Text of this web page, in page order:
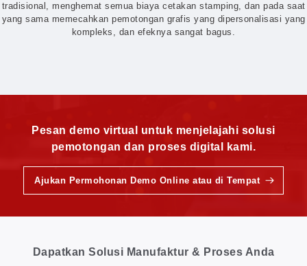
tradisional, menghemat semua biaya cetakan stamping, dan pada saat
yang sama memecahkan pemotongan grafis yang dipersonalisasi yang
kompleks, dan efeknya sangat bagus.
Pesan demo virtual untuk menjelajahi solusi
pemotongan dan proses digital kami.
Ajukan Permohonan Demo Online atau di Tempat
Dapatkan Solusi Manufaktur & Proses Anda